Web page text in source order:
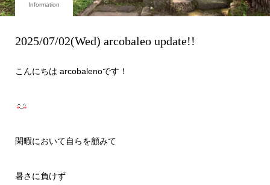
Information
2025/07/02(Wed) arcobaleo update!!
こんにちは arcobalenoです！
閑暇において自らを顧みて
暑さに負けず